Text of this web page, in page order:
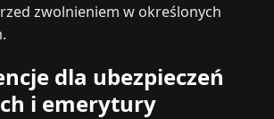
zwolnieniem w określonych
dla ubezpieczeń
i emerytury